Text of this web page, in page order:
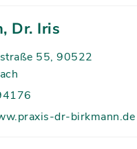
Dr. Iris
55, 90522
dr-birkmann.de